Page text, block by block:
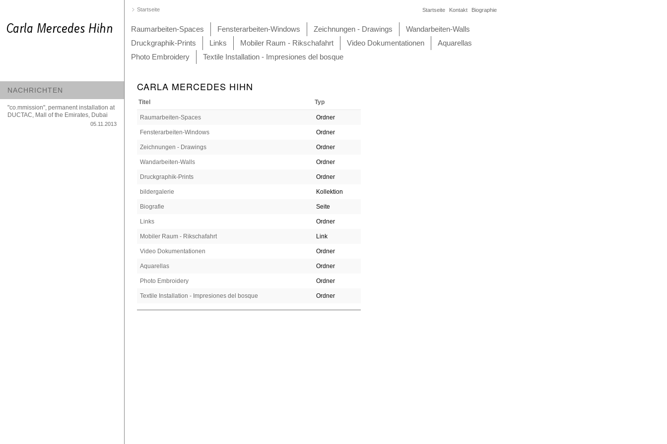
Startseite Kontakt Biographie
Raumarbeiten-Spaces Fensterarbeiten-Windows Zeichnungen - Drawings
Wandarbeiten-Walls
Druckgraphik-Prints
Links Mobiler Raum - Rikschafahrt Video Dokumentationen
Aquarellas
Photo Embroidery
Textile Installation - Impresiones del bosque
Startseite
CARLA MERCEDES HIHN
Titel Typ
Raumarbeiten-Spaces Ordner
Fensterarbeiten-Windows Ordner
Zeichnungen - Drawings Ordner
Wandarbeiten-Walls Ordner
Druckgraphik-Prints Ordner
bildergalerie Kollektion
Biografie Seite
Links Ordner
Mobiler Raum - Rikschafahrt Link
Video Dokumentationen Ordner
Aquarellas Ordner
Photo Embroidery Ordner
Textile Installation - Impresiones del bosque Ordner
NACHRICHTEN
"co.mmission", permanent installation at
DUCTAC, Mall of the Emirates, Dubai
05.11.2013